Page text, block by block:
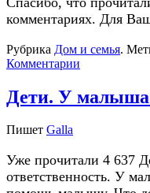
комментариях. Для
Рубрика Дом и семья.
Комментарии
Дети. У малыша
Пишет Galla
Уже прочитали 4 637
ответственность. У